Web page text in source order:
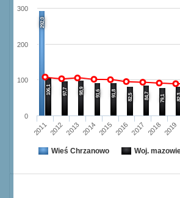
292,0
106,1 97,7 98,9 91,6 91,8 82,5 84,7 79,1
2011 2012 2013 2014 2015 2016 2017 2018 2019
0
100
200
300
Wieś Chrzanowo Woj.